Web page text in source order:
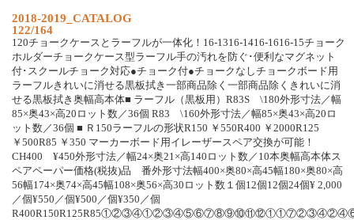
2018-2019_CATALOG
122/164
120チョークケースとラーフルが一体化！16-1316-1416-1616-15チョーク
ホルダーチョークケース型ラーフル手の汚れを防ぐ･便利なマグネット
付･スクールチョーク対応●チョーク付●チョークなしチョークボード用
ラーフルきれいに消せる黒板拭き一部商品除く一部商品除くきれいに消
せる黒板拭き奥幅高本体■ ラーフル（黒板用）R83S \180外形寸法／幅
85×奥43×高20ロット数／36個 R83 \160外形寸法／幅85×奥43×高20ロ
ット数／36個 ■ Ｒ150ラーフルの形状R150 ￥550R400 ￥2000R125
￥500R85 ￥350 マーカーボード用イレーザースペア交換が可能！
CH400 ¥450外形寸法／幅24×奥21×高140ロット数／10本奥幅高本体ス
ペアペーパー価格(税抜)品 番外形寸法幅400×奥80×高45幅180×奥80×高
56幅174×奥74×高45幅108×奥56×高30ロット数１個12個12個24個¥ 2,000
／個¥550／個¥500／個¥350／個